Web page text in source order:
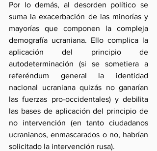
Por lo demás, al desorden político se
suma la exacerbación de las minorías y
mayorías que componen la compleja
demografía ucraniana. Ello complica la
aplicación del principio de
autodeterminación (si se sometiera a
referéndum general la identidad
nacional ucraniana quizás no ganarían
las fuerzas pro-occidentales) y debilita
las bases de aplicación del principio de
no intervención (en tanto ciudadanos
ucranianos, enmascarados o no, habrían
solicitado la intervención rusa).